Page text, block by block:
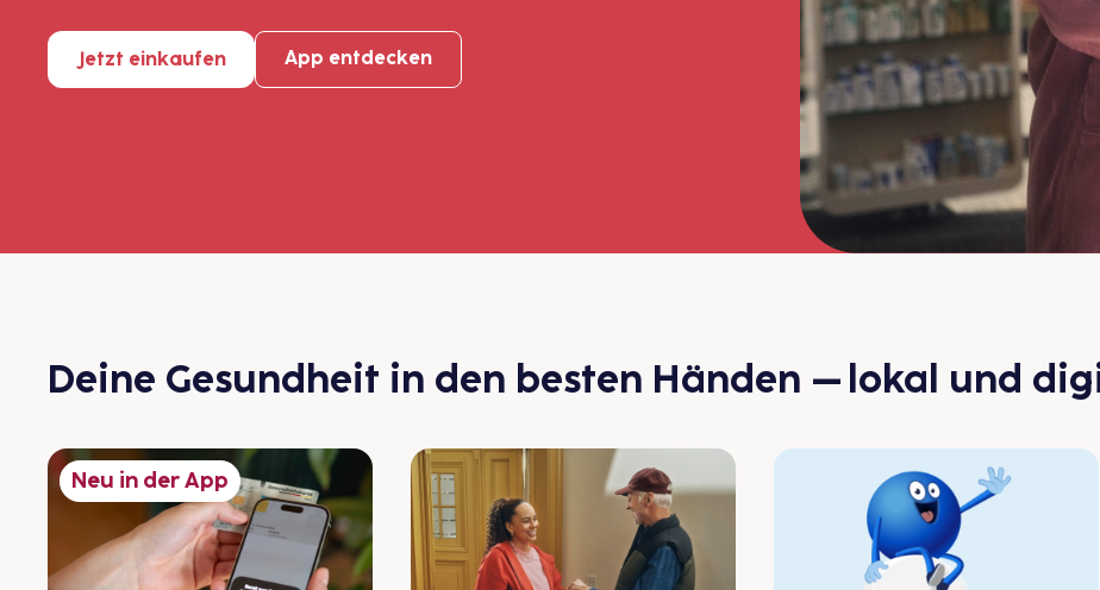
Jetzt einkaufen App entdecken
Deine Gesundheit in den besten Händen – lokal und
Neu in der App